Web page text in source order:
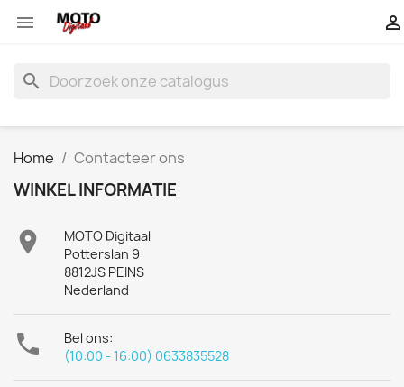
 
search
Home Contacteer ons
WINKEL INFORMATIE

MOTO Digitaal
Potterslan 9
8812JS PEINS
Nederland

Bel ons:
(10:00 - 16:00) 0633835528